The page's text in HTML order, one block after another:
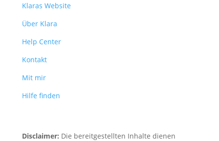
Klaras Website
Über Klara
Help Center
Kontakt
Mit mir
Hilfe finden
Disclaimer: Die bereitgestellten Inhalte dienen